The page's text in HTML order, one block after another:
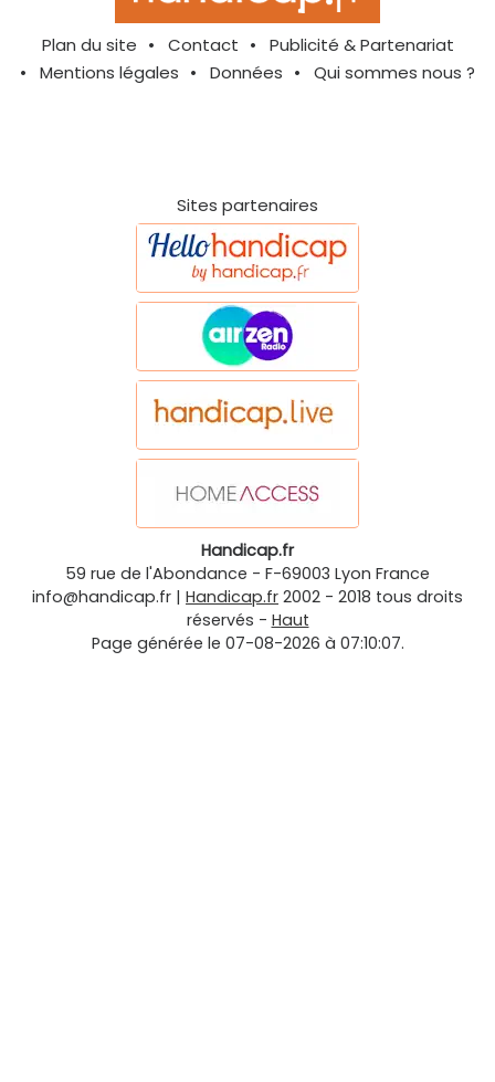
Plan du site Contact
Publicité & Partenariat
Mentions légales
Données Qui sommes nous ?
Sites partenaires
Handicap.fr
59 rue de l'Abondance - F-69003 Lyon France
info@handicap.fr | Handicap.fr 2002 - 2018 tous droits
réservés - Haut
Page générée le 07-08-2026 à 07:10:07.